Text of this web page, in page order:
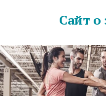
Сайт о